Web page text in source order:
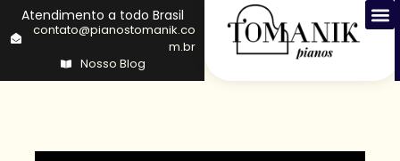
Atendimento a todo Brasil
contato@pianostomanik.co
m.br
Nosso Blog